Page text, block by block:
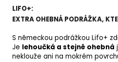
LIFO+:
EXTRA OHEBNÁ PODRÁŽKA,
S německou podrážkou Lifo+
Je lehoučká a stejně ohebná
neklouže ani na mokrém